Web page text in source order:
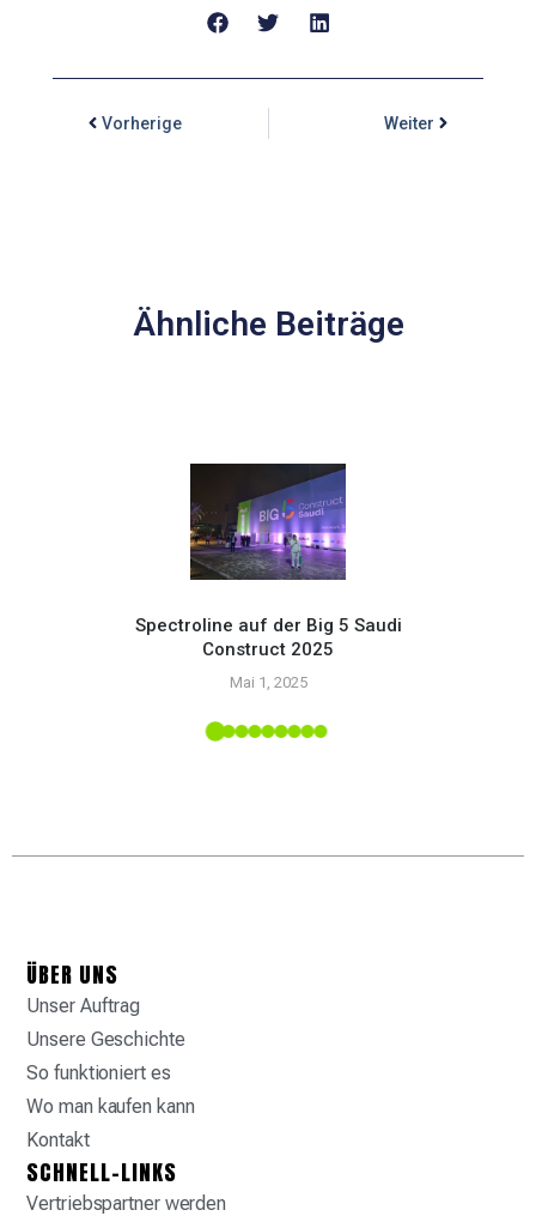
Vorherige Weiter
Ähnliche Beiträge
Spectroline auf der Big 5 Saudi
Construct 2025
Mai 1, 2025
ÜBER UNS
Unser Auftrag
Unsere Geschichte
So funktioniert es
Wo man kaufen kann
Kontakt
SCHNELL-LINKS
Vertriebspartner werden